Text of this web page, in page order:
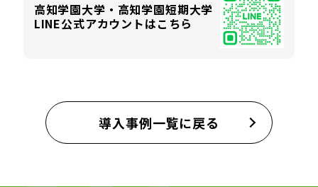
高知学園大学・高知学園短期大学
LINE公式アカウントはこちら
導入事例一覧に戻る